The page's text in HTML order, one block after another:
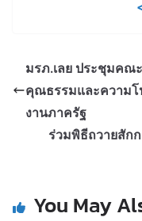
มรภ.เลย ประชุมคณ
คุณธรรมและความโ
งานภาครัฐ
ร่วมพิธีถวายสัก
You May